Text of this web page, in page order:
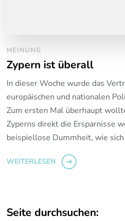
MEINUNG
Zypern ist überall
In dieser Woche wurde das
europäischen und nationalen
Zum ersten Mal überhaupt
Zyperns direkt die Ersparnisse
beispiellose Dummheit, wie
WEITERLESEN
Seite durchsuchen: